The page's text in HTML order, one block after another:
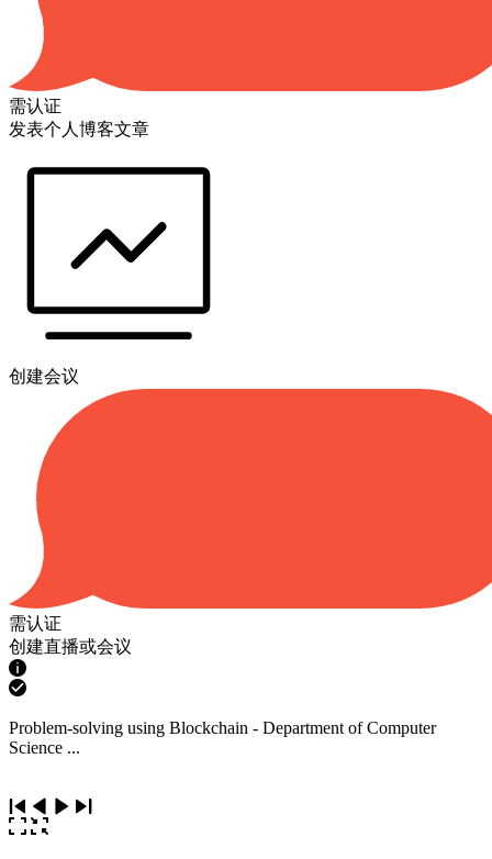
需认证
发表个人博客文章
创建会议
需认证
创建直播或会议
Problem-solving using Blockchain - Department of Computer
Science ...